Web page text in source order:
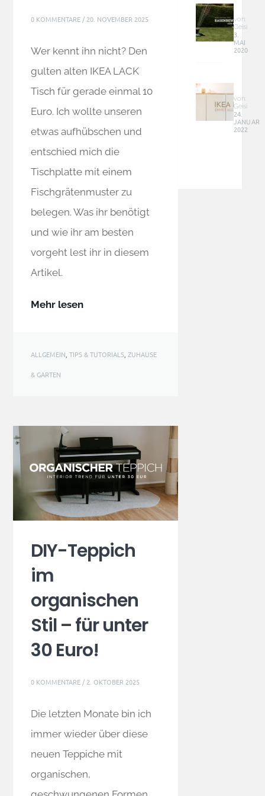
0 KOMMENTARE /20. NOVEMBER 2025
Wer kennt ihn nicht? Den
gulten alten IKEA LACK
Tisch für gerade einmal 10
Euro. Ich wollte unseren
etwas aufhübschen und
entschied mich die
Tischplatte mit einem
Fischgrätenmuster zu
belegen. Was ihr benötigt
und wie ihr am besten
vorgeht lest ihr in diesem
Artikel.
Mehr lesen
ALLGEMEIN ,TIPS & TUTORIALS ,ZUHAUSE
& GARTEN
DIY-Teppich
im
organischen
Stil – für unter
30 Euro!
0 KOMMENTARE /2. OKTOBER 2025
Die letzten Monate bin ich
immer wieder über diese
neuen Teppiche mit
organischen,
an
die
–
für
kleine
und
Siena
2100
von:
Geisi
3.
MAI
2020
–
Enhet
als
von:
Geisi
24.
JANUAR
2022